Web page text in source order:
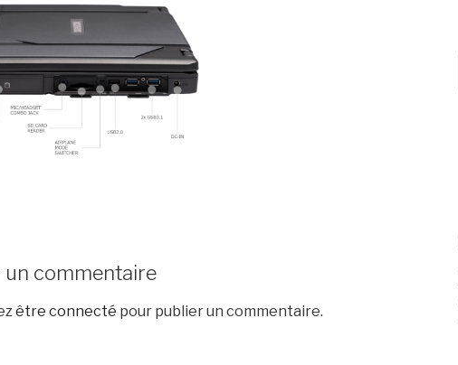
un commentaire
être connecté pour publier un commentaire.